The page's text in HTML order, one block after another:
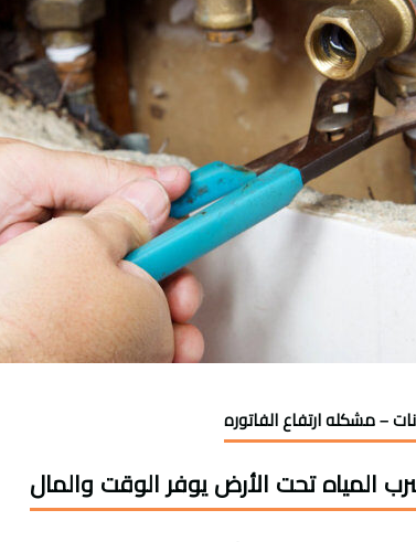
– مشكله ارتفاع الفاتوره
المياه تحت الأرض يوفر الوقت والمال